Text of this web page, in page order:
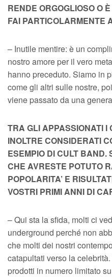
RENDE ORGOGLIOSO O
FAI PARTICOLARMENTE
– Inutile mentire: è un
nostro amore per il vero
hanno preceduto. Siamo in
come gli altri sulle nostre,
viene passato da una
TRA GLI APPASSIONATI I
INOLTRE CONSIDERATI
ESEMPIO DI CULT BAND.
CHE AVRESTE POTUTO
POPOLARITA’ E
VOSTRI PRIMI ANNI DI
– Qui sta la sfida, molti ci
underground perché non
che molti dei nostri
catapultati verso la
prodotti in numero limitato